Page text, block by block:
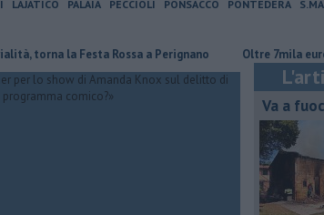
LAJATICO PALAIA PECCIOLI PONSACCO PONTEDERA
la Festa Rossa a Perignano Oltre 7mila euro a
Va a